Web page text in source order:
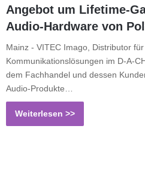
Angebot um Lifetime-
Audio-Hardware von
Mainz - VITEC Imago, Distributor
Kommunikationslösungen im D-A-
dem Fachhandel und dessen
Audio-Produkte…
Weiterlesen >>